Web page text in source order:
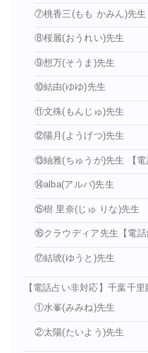
⑦桃香三(もも かみん)先生
⑧桜麗(おうれい)先生
⑨想万(そうま)先生
⑩結由(ゆゆ)先生
⑪文殊(もんじゅ)先生
⑫陽月(ようげつ)先生
⑬紬雅(ちゅうが)先生 【電
⑭alba(アルバ)先生
⑮樹 里奈(じゅ りな)先生
⑯クラウディア先生【電話
⑰結琥(ゆうと)先生
【電話占い非対応】千葉千
①水峯(みみね)先生
②太陽(たいよう)先生